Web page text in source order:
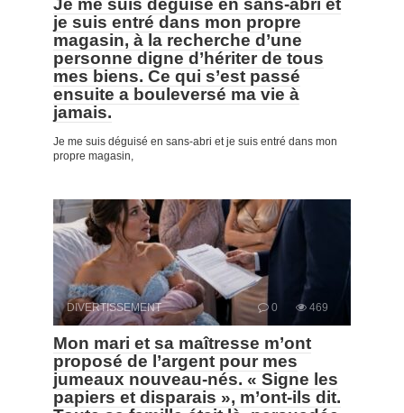
je suis entré dans mon propre
magasin, à la recherche d’une
personne digne d’hériter de tous
mes biens. Ce qui s’est passé
ensuite a bouleversé ma vie à
jamais.
Je me suis déguisé en sans-abri et je suis entré dans mon
propre magasin,
DIVERTISSEMENT 0 469
Mon mari et sa maîtresse m’ont
proposé de l’argent pour mes
jumeaux nouveau-nés. « Signe les
papiers et disparais », m’ont-ils dit.